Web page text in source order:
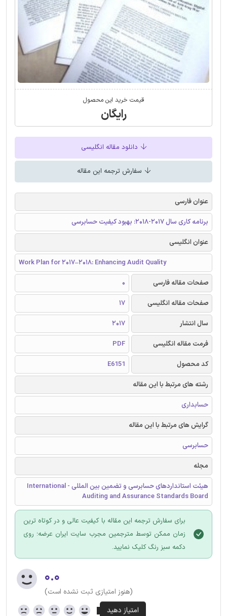
قیمت خرید این محصول
رایگان
دانلود مقاله انگلیسی
سفارش ترجمه این مقاله
عنوان فارسی
برنامه کاری سال 2017-2018: بهبود کیفیت حسابرسی
عنوان انگلیسی
Work Plan for 2017‒2018: Enhancing Audit Quality
صفحات مقاله فارسی
0
صفحات مقاله انگلیسی
17
سال انتشار
2017
فرمت مقاله انگلیسی
PDF
کد محصول
E6151
رشته های مرتبط با این مقاله
حسابداری
گرایش های مرتبط با این مقاله
حسابرسی
مجله
هیئت استانداردهای حسابرسی و تضمین بین المللی - International
Auditing and Assurance Standards Board
برای سفارش ترجمه این مقاله با کیفیت عالی و در کوتاه ترین
زمان ممکن توسط مترجمین مجرب سایت ایران عرضه؛ روی
دکمه سبز رنگ کلیک نمایید.
۰.۰
(هنوز امتیازی ثبت نشده است)